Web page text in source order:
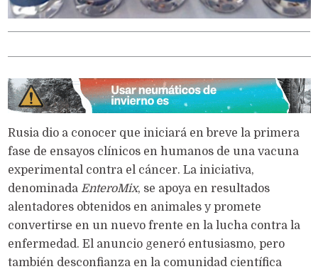
Rusia dio a conocer que iniciará en breve la primera
fase de ensayos clínicos en humanos de una vacuna
experimental contra el cáncer. La iniciativa,
denominada EnteroMix, se apoya en resultados
alentadores obtenidos en animales y promete
convertirse en un nuevo frente en la lucha contra la
enfermedad. El anuncio generó entusiasmo, pero
también desconfianza en la comunidad científica